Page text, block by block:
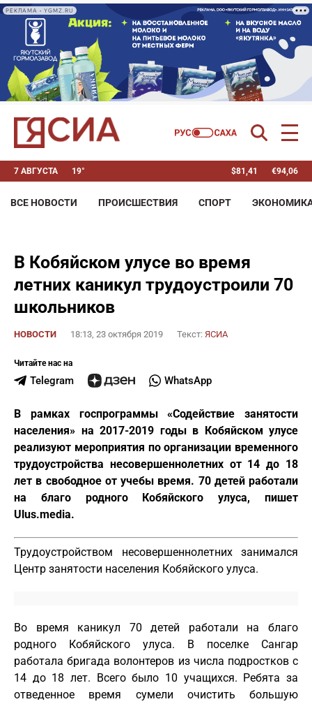
РЕКЛАМА • YGMZ.RU
7 АВГУСТА 19° $81,41 €94,06
ВСЕ НОВОСТИ ПРОИСШЕСТВИЯ СПОРТ
В Кобяйском улусе во время
летних каникул трудоустроили 70
школьников
НОВОСТИ 18:13, 23 октября 2019 Текст: ЯСИА
Читайте нас на
Telegram WhatsApp
В рамках госпрограммы «Содействие занятости
населения» на 2017-2019 годы в Кобяйском улусе
реализуют мероприятия по организации временного
трудоустройства несовершеннолетних от 14 до 18
лет в свободное от учебы время. 70 детей работали
на благо родного Кобяйского улуса, пишет
Ulus.media.
Трудоустройством несовершеннолетних занимался
Центр занятости населения Кобяйского улуса.
Во время каникул 70 детей работали на благо
родного Кобяйского улуса. В поселке Сангар
работала бригада волонтеров из числа подростков с
14 до 18 лет. Всего было 10 учащихся. Ребята за
отведенное время сумели очистить большую